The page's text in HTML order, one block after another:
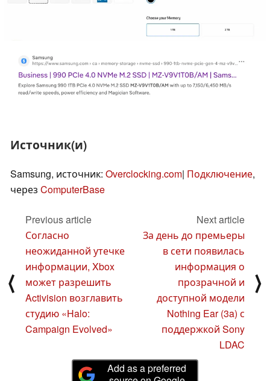
Источник(и)
Samsung, источник: Overclocking.com| Подключение,
через ComputerBase
⟨
Previous article
Согласно
неожиданной утечке
информации, Xbox
может разрешить
Activision возглавить
студию «Halo:
Campaign Evolved»
Next article
За день до премьеры
в сети появилась
информация о
прозрачной и
доступной модели
Nothing Ear (3a) с
поддержкой Sony
LDAC
⟩
Add as a preferred